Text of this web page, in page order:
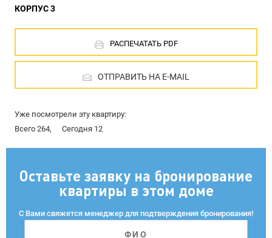
КОРПУС 3
РАСПЕЧАТАТЬ PDF
ОТПРАВИТЬ НА E-MAIL
Уже посмотрели эту квартиру:
Всего 264,
Сегодня 12
Оставьте заявку на бронирование
квартиры в этом доме
С Вами свяжется менеджер для подтверждения бронирования!